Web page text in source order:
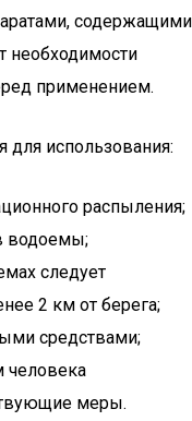
содержащими
необходимости
применением.
для использования:
распыления;
водоемы;
следует
2 км от берега;
средствами;
человека
меры.